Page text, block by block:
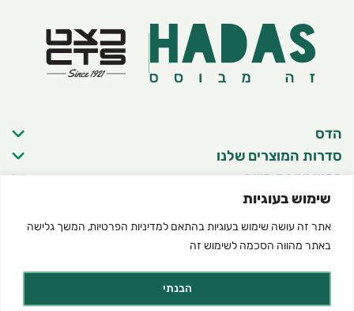
שימוש בעוגיות
אתר זה עושה שימוש בעוגיות בהתאם למדיניות הפרטיות, המשך גלישה
באתר מהווה הסכמה לשימוש זה
הבנתי
הדס
סדרות המוצרים שלנו
פרטי יצירת קשר
תנאי שימוש באתר
מדיניות פרטיות
הצהרת נגישות
Created by dooble